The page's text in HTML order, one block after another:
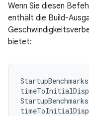
Wenn Sie diesen
enthält die Build-
bietet: